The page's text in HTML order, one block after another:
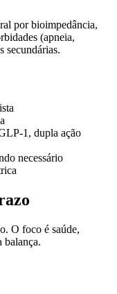
por bioimpedância,
(apneia,
secundárias.
1, dupla ação
necessário
O foco é saúde,
balança.